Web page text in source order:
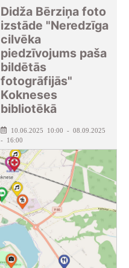
Didža Bērziņa foto
izstāde "Neredzīga
cilvēka
piedzīvojums paša
bildētās
fotogrāfijās"
Kokneses
bibliotēkā
10.06.2025 10:00 - 08.09.2025
- 16:00
Kokneses pagasta bibliotēka